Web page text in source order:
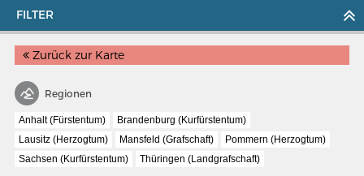
Interaktive Karte
Bildergalerie Topographia Germaniae
FILTER
Zurück zur Karte
Regionen
Anhalt (Fürstentum)
Brandenburg (Kurfürstentum)
Lausitz (Herzogtum)
Mansfeld (Grafschaft)
Pommern (Herzogtum)
Sachsen (Kurfürstentum)
Thüringen (Landgrafschaft)